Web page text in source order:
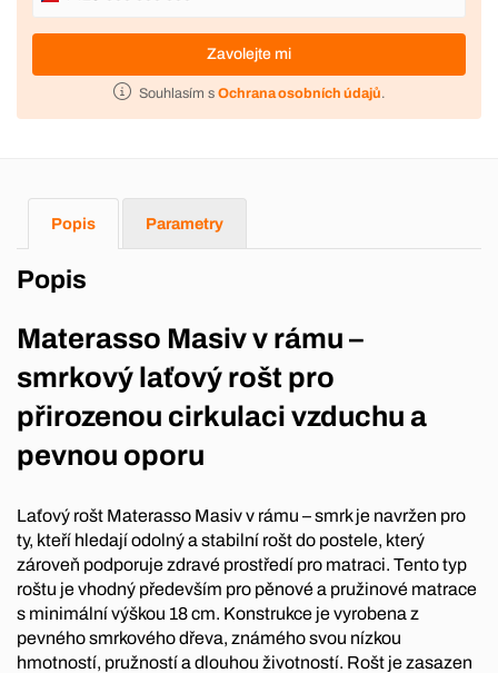
Zavolejte mi
Souhlasím s Ochrana osobních údajů.
Popis Parametry
Popis
Materasso Masiv v rámu –
smrkový laťový rošt pro
přirozenou cirkulaci vzduchu a
pevnou oporu
Laťový rošt Materasso Masiv v rámu – smrk je navržen pro
ty, kteří hledají odolný a stabilní rošt do postele, který
zároveň podporuje zdravé prostředí pro matraci. Tento typ
roštu je vhodný především pro pěnové a pružinové matrace
s minimální výškou 18 cm. Konstrukce je vyrobena z
pevného smrkového dřeva, známého svou nízkou
hmotností, pružností a dlouhou životností. Rošt je zasazen